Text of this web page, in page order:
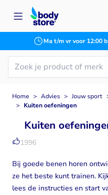
Ga naar de inhoud
Ma t/m vr voor 12:00
Home > Advies > Jouw sport
> Kuiten oefeningen
Kuiten
1996
Bij goede benen horen
ze het beste kunt trainen.
lees de instructies en start